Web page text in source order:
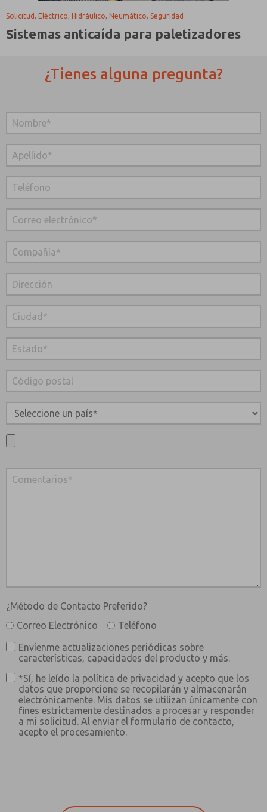
Solicitud, Eléctrico, Hidráulico, Neumático, Seguridad
Sistemas anticaída para paletizadores
¿Tienes alguna pregunta?
¿Método de Contacto Preferido?
Correo Electrónico
Teléfono
Envíenme actualizaciones periódicas sobre
características, capacidades del producto y más.
*Sí, he leído la política de privacidad y acepto que los
datos que proporcione se recopilarán y almacenarán
electrónicamente. Mis datos se utilizan únicamente con
fines estrictamente destinados a procesar y responder
a mi solicitud. Al enviar el formulario de contacto,
acepto el procesamiento.